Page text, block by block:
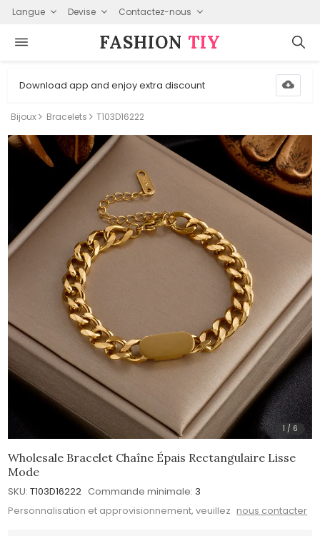
Langue Devise Contactez-nous
FASHION⁠ TIY
Download app and enjoy extra discount
Bijoux Bracelets T103D16222
1 / 6
Wholesale Bracelet Chaîne Épais Rectangulaire Lisse
Mode
SKU: T103D16222 Commande minimale: 3
Personnalisation et approvisionnement, veuillez nous contacter